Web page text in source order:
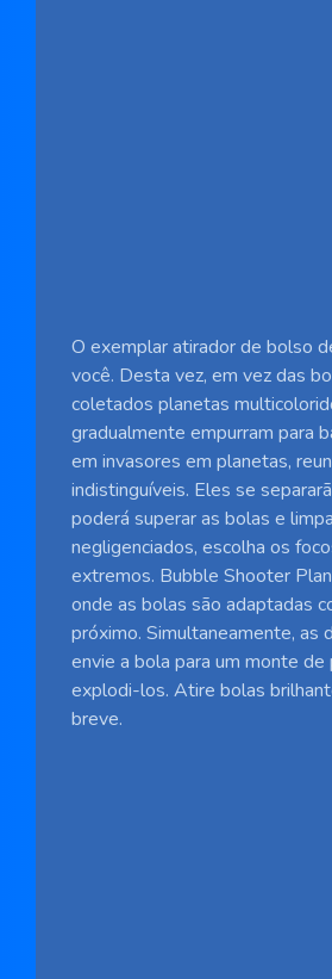
O exemplar atirador de bolso
você. Desta vez, em vez das
coletados planetas
gradualmente empurram para
em invasores em planetas,
indistinguíveis. Eles se
poderá superar as bolas e
negligenciados, escolha os
extremos. Bubble Shooter
onde as bolas são adaptadas
próximo. Simultaneamente, as
envie a bola para um monte
explodi-los. Atire bolas
breve.